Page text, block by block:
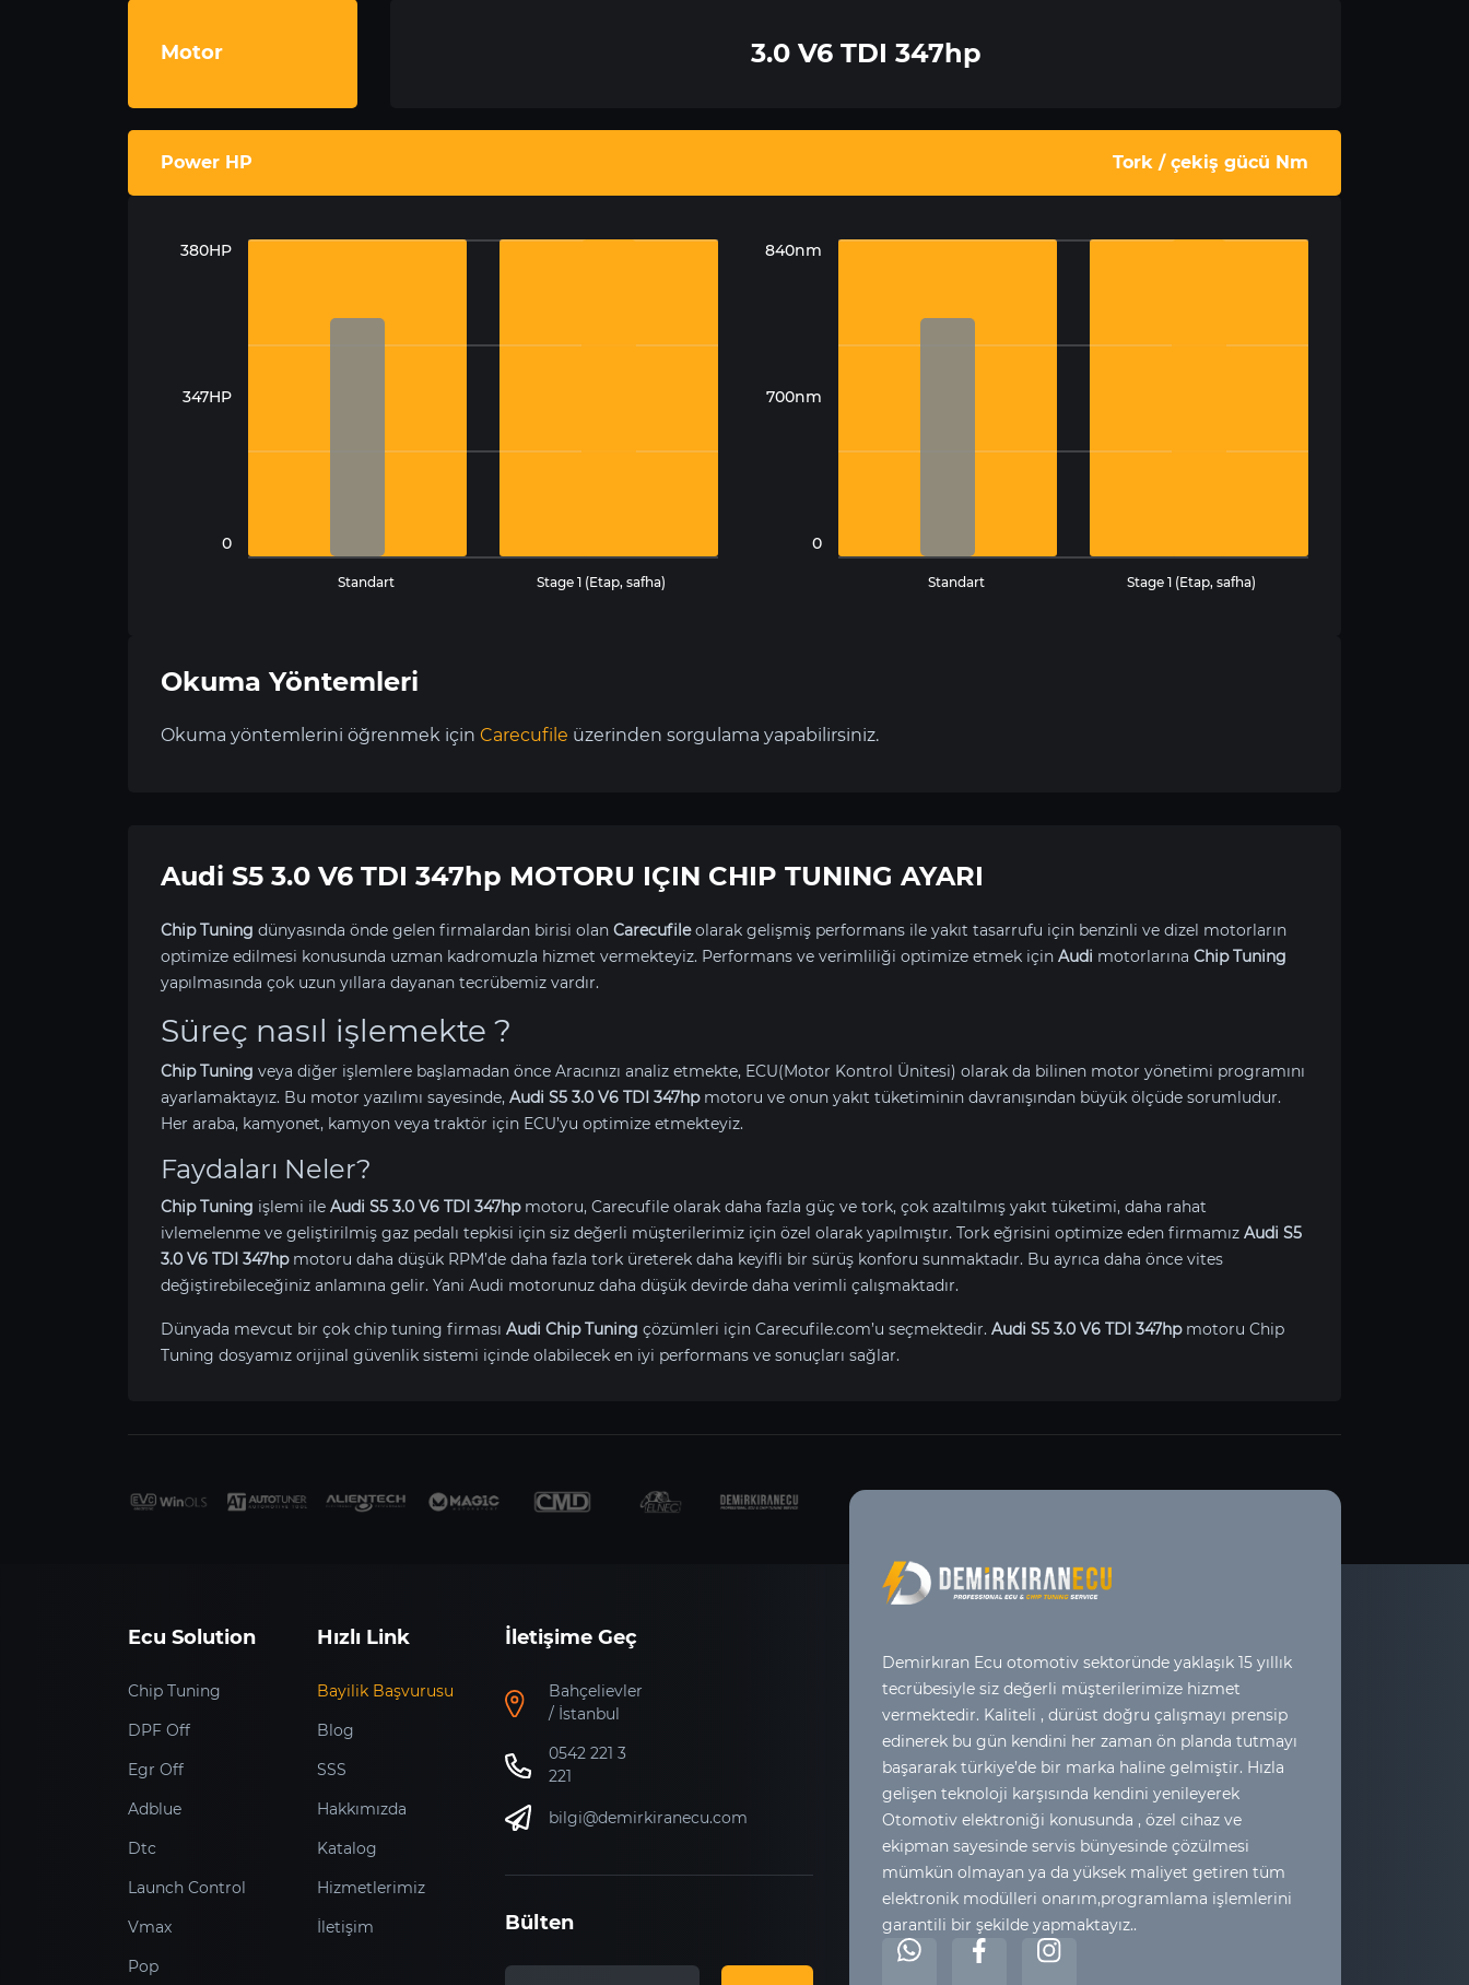
Motor 3.0 V6 TDI 347hp
Power HP Tork / çekiş gücü Nm
380HP
347HP
0
Standart Stage 1 (Etap, safha)
840nm
700nm
0
Standart Stage 1 (Etap, safha)
Okuma Yöntemleri
Okuma yöntemlerini öğrenmek için Carecufile üzerinden sorgulama yapabilirsiniz.
Audi S5 3.0 V6 TDI 347hp MOTORU IÇIN CHIP TUNING AYARI
Chip Tuning dünyasında önde gelen firmalardan birisi olan Carecufileolarak gelişmiş performans ile yakıt tasarrufu için benzinli ve dizel motorların
optimize edilmesi konusunda uzman kadromuzla hizmet vermekteyiz. Performans ve verimliliği optimize etmek için Audi motorlarına Chip Tuning
yapılmasında çok uzun yıllara dayanan tecrübemiz vardır.
Süreç nasıl işlemekte ?
Chip Tuning veya diğer işlemlere başlamadan önce Aracınızı analiz etmekte, ECU(Motor Kontrol Ünitesi) olarak da bilinen motor yönetimi programını
ayarlamaktayız. Bu motor yazılımı sayesinde, Audi S5 3.0 V6 TDI 347hpmotoru ve onun yakıt tüketiminin davranışından büyük ölçüde sorumludur.
Her araba, kamyonet, kamyon veya traktör için ECU’yu optimize etmekteyiz.
Faydaları Neler?
Chip Tuning işlemi ile Audi S5 3.0 V6 TDI 347hpmotoru, Carecufile olarak daha fazla güç ve tork, çok azaltılmış yakıt tüketimi, daha rahat
ivlemelenme ve geliştirilmiş gaz pedalı tepkisi için siz değerli müşterilerimiz için özel olarak yapılmıştır. Tork eğrisini optimize eden firmamız Audi S5
3.0 V6 TDI 347hpmotoru daha düşük RPM’de daha fazla tork üreterek daha keyifli bir sürüş konforu sunmaktadır. Bu ayrıca daha önce vites
değiştirebileceğiniz anlamına gelir. Yani Audi motorunuz daha düşük devirde daha verimli çalışmaktadır.
Dünyada mevcut bir çok chip tuning firması Audi Chip Tuning çözümleri için Carecufile.com’u seçmektedir. Audi S5 3.0 V6 TDI 347hpmotoru Chip
Tuning dosyamız orijinal güvenlik sistemi içinde olabilecek en iyi performans ve sonuçları sağlar.
Ecu Solution
Chip Tuning
DPF Off
Egr Off
Adblue
Dtc
Launch Control
Vmax
Pop
Hızlı Link
Bayilik Başvurusu
Blog
SSS
Hakkımızda
Katalog
Hizmetlerimiz
İletişim
İletişime Geç
Bahçelievler
/ İstanbul
0542 221 3
221
bilgi@demirkiranecu.com
Bülten
Demirkıran Ecu otomotiv sektoründe yaklaşık 15 yıllık
tecrübesiyle siz değerli müşterilerimize hizmet
vermektedir. Kaliteli , dürüst doğru çalışmayı prensip
edinerek bu gün kendini her zaman ön planda tutmayı
başararak türkiye’de bir marka haline gelmiştir. Hızla
gelişen teknoloji karşısında kendini yenileyerek
Otomotiv elektroniği konusunda , özel cihaz ve
ekipman sayesinde servis bünyesinde çözülmesi
mümkün olmayan ya da yüksek maliyet getiren tüm
elektronik modülleri onarım,programlama işlemlerini
garantili bir şekilde yapmaktayız..